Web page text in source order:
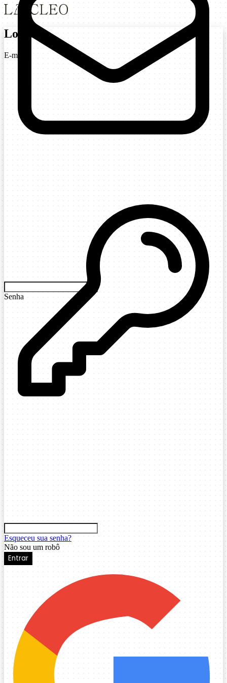
Login
E-mail
Senha
Esqueceu sua senha?
Não sou um robô
Entrar